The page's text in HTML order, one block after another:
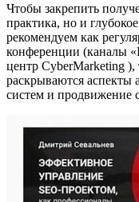
Чтобы закрепить
практика, но и
рекомендуем как
конференции (каналы
центр CyberMarketing ),
раскрываются аспекты
систем и продвижение